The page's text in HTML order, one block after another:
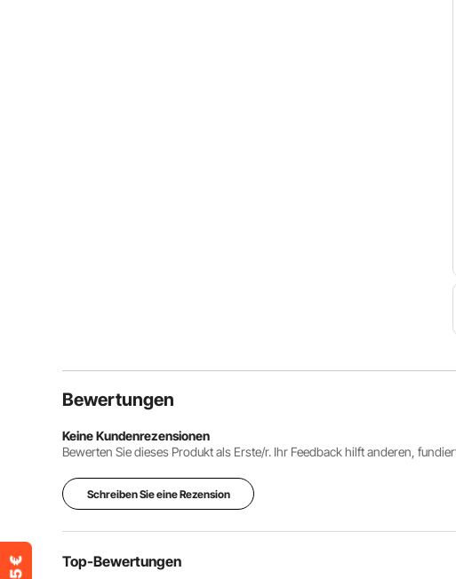
Bewertungen
Keine Kundenrezensionen
Bewerten Sie dieses Produkt als Erste/r. Ihr Feedback hilft anderen,
Schreiben Sie eine Rezension
Top-Bewertungen